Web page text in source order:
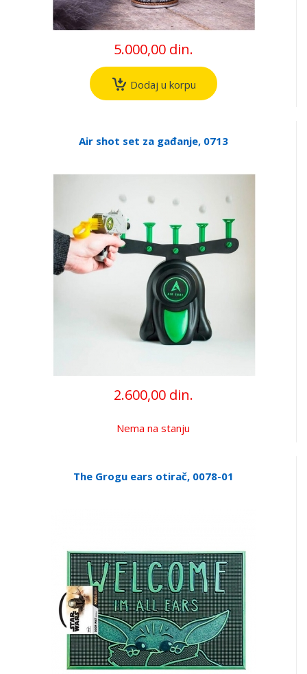
5.000,00 din.
Dodaj u korpu
Air shot set za gađanje, 0713
2.600,00 din.
Nema na stanju
The Grogu ears otirač, 0078-01